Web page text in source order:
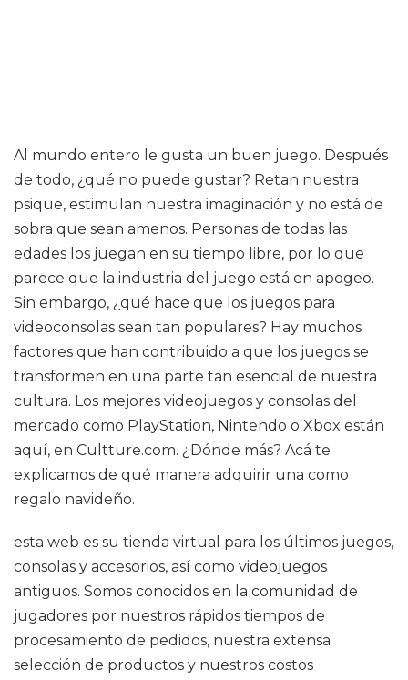
Al mundo entero le gusta un buen juego. Después
de todo, ¿qué no puede gustar? Retan nuestra
psique, estimulan nuestra imaginación y no está de
sobra que sean amenos. Personas de todas las
edades los juegan en su tiempo libre, por lo que
parece que la industria del juego está en apogeo.
Sin embargo, ¿qué hace que los juegos para
videoconsolas sean tan populares? Hay muchos
factores que han contribuido a que los juegos se
transformen en una parte tan esencial de nuestra
cultura. Los mejores videojuegos y consolas del
mercado como PlayStation, Nintendo o Xbox están
aquí, en Cultture.com. ¿Dónde más? Acá te
explicamos de qué manera adquirir una como
regalo navideño.
esta web es su tienda virtual para los últimos juegos,
consolas y accesorios, así como videojuegos
antiguos. Somos conocidos en la comunidad de
jugadores por nuestros rápidos tiempos de
procesamiento de pedidos, nuestra extensa
selección de productos y nuestros costos